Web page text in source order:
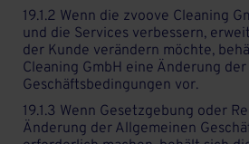
19.1.2 Wenn die zvoove Cleaning
und die Services verbessern,
der Kunde verändern möchte,
Cleaning GmbH eine Änderung
Geschäftsbedingungen vor.
19.1.3 Wenn Gesetzgebung oder
Änderung der Allgemeinen